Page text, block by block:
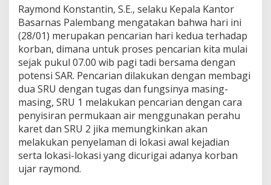
E
A
N
J
U
T
K
A
N
P
E
N
C
A
Raymond Konstantin, S.E., selaku Kepala Kantor
Basarnas Palembang mengatakan bahwa hari ini
(28/01) merupakan pencarian hari kedua terhadap
korban, dimana untuk proses pencarian kita mulai
sejak pukul 07.00 wib pagi tadi bersama dengan
potensi SAR. Pencarian dilakukan dengan membagi
dua SRU dengan tugas dan fungsinya masing-
masing, SRU 1 melakukan pencarian dengan cara
penyisiran permukaan air menggunakan perahu
karet dan SRU 2 jika memungkinkan akan
melakukan penyelaman di lokasi awal kejadian
serta lokasi-lokasi yang dicurigai adanya korban
ujar raymond.